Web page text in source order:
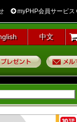
myPHP会員サービス
中文
プレゼント